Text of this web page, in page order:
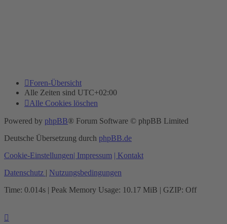
Foren-Übersicht
Alle Zeiten sind UTC+02:00
Alle Cookies löschen
Powered by phpBB® Forum Software © phpBB Limited
Deutsche Übersetzung durch phpBB.de
Cookie-Einstellungen| Impressum | Kontakt
Datenschutz | Nutzungsbedingungen
Time: 0.014s | Peak Memory Usage: 10.17 MiB | GZIP: Off